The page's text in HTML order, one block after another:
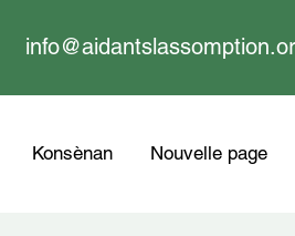
Konsènan Nouvelle page